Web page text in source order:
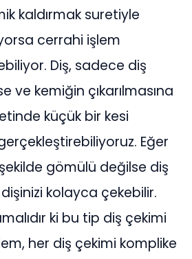
kaldırmak suretiyle
cerrahi işlem
Diş, sadece diş
ve kemiğin çıkarılmasına
küçük bir kesi
Eğer
gömülü değilse diş
kolayca çekebilir.
ki bu tip diş çekimi
her diş çekimi komplike